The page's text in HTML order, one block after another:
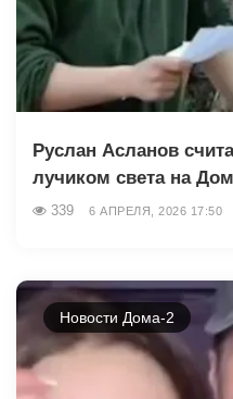
Руслан Асланов
лучиком света на
339 6 АПРЕЛЯ, 2026 17:50
Новости Дома-2